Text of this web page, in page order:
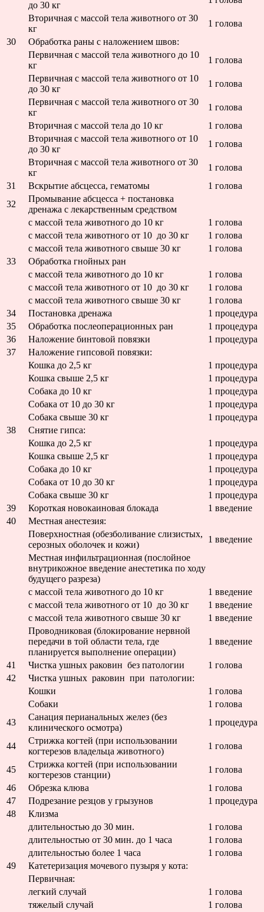
до 30 кг
Вторичная с массой тела животного от 30
кг
1 голова
30
Обработка раны с наложением швов:
Первичная с массой тела животного до 10
кг
1 голова
Первичная с массой тела животного от 10
до 30 кг
1 голова
Первичная с массой тела животного от 30
кг
1 голова
Вторичная с массой тела до 10 кг
1 голова
Вторичная с массой тела животного от 10
до 30 кг
1 голова
Вторичная с массой тела животного от 30
кг
1 голова
31
Вскрытие абсцесса, гематомы
1 голова
32
Промывание абсцесса + постановка
дренажа с лекарственным средством
с массой тела животного до 10 кг
1 голова
с массой тела животного от 10 до 30 кг
1 голова
с массой тела животного свыше 30 кг
1 голова
33
Обработка гнойных ран
с массой тела животного до 10 кг
1 голова
с массой тела животного от 10 до 30 кг
1 голова
с массой тела животного свыше 30 кг
1 голова
34
Постановка дренажа
1 процедура
35
Обработка послеоперационных ран
1 процедура
36
Наложение бинтовой повязки
1 процедура
37
Наложение гипсовой повязки:
Кошка до 2,5 кг
1 процедура
Кошка свыше 2,5 кг
1 процедура
Собака до 10 кг
1 процедура
Собака от 10 до 30 кг
1 процедура
Собака свыше 30 кг
1 процедура
38
Снятие гипса:
Кошка до 2,5 кг
1 процедура
Кошка свыше 2,5 кг
1 процедура
Собака до 10 кг
1 процедура
Собака от 10 до 30 кг
1 процедура
Собака свыше 30 кг
1 процедура
39
Короткая новокаиновая блокада
1 введение
40
Местная анестезия:
Поверхностная (обезболивание слизистых,
серозных оболочек и кожи)
1 введение
Местная инфильтрационная (послойное
внутрикожное введение анестетика по ходу
будущего разреза)
с массой тела животного до 10 кг
1 введение
с массой тела животного от 10 до 30 кг
1 введение
с массой тела животного свыше 30 кг
1 введение
Проводниковая (блокирование нервной
передачи в той области тела, где
планируется выполнение операции)
1 введение
41 Чистка ушных раковин без патологии
1 голова
42
Чистка ушных раковин при патологии:
Кошки
1 голова
Собаки
1 голова
43
Санация перианальных желез (без
клинического осмотра)
1 процедура
44
Стрижка когтей (при использовании
когтерезов владельца животного)
1 голова
45
Стрижка когтей (при использовании
когтерезов станции)
1 голова
46
Обрезка клюва
1 голова
47
Подрезание резцов у грызунов
1 процедура
48
Клизма
длительностью до 30 мин.
1 голова
длительностью от 30 мин. до 1 часа
1 голова
длительностью более 1 часа
1 голова
49
Катетеризация мочевого пузыря у кота:
Первичная:
легкий случай
1 голова
тяжелый случай
1 голова